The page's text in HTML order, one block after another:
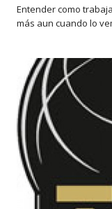
Entender como
más aun cuando lo